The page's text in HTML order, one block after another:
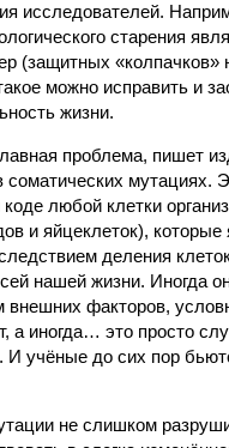
исследователей.
старения
(защитных «колпачков»
можно исправить и
жизни.
проблема, пишет
соматических мутациях.
коде любой клетки
и яйцеклеток), которые
деления
нашей жизни. Иногда
внешних факторов,
а иногда… это просто
И учёные до сих пор
не слишком